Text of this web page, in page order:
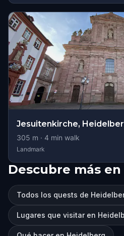
Jesuitenkirche,
305 m · 4 min walk
Landmark
Descubre más
Todos los quests de
Lugares que visitar en